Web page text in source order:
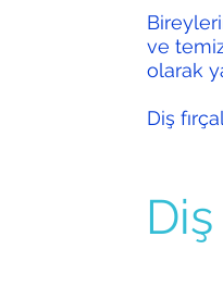
ve
olarak
Diş